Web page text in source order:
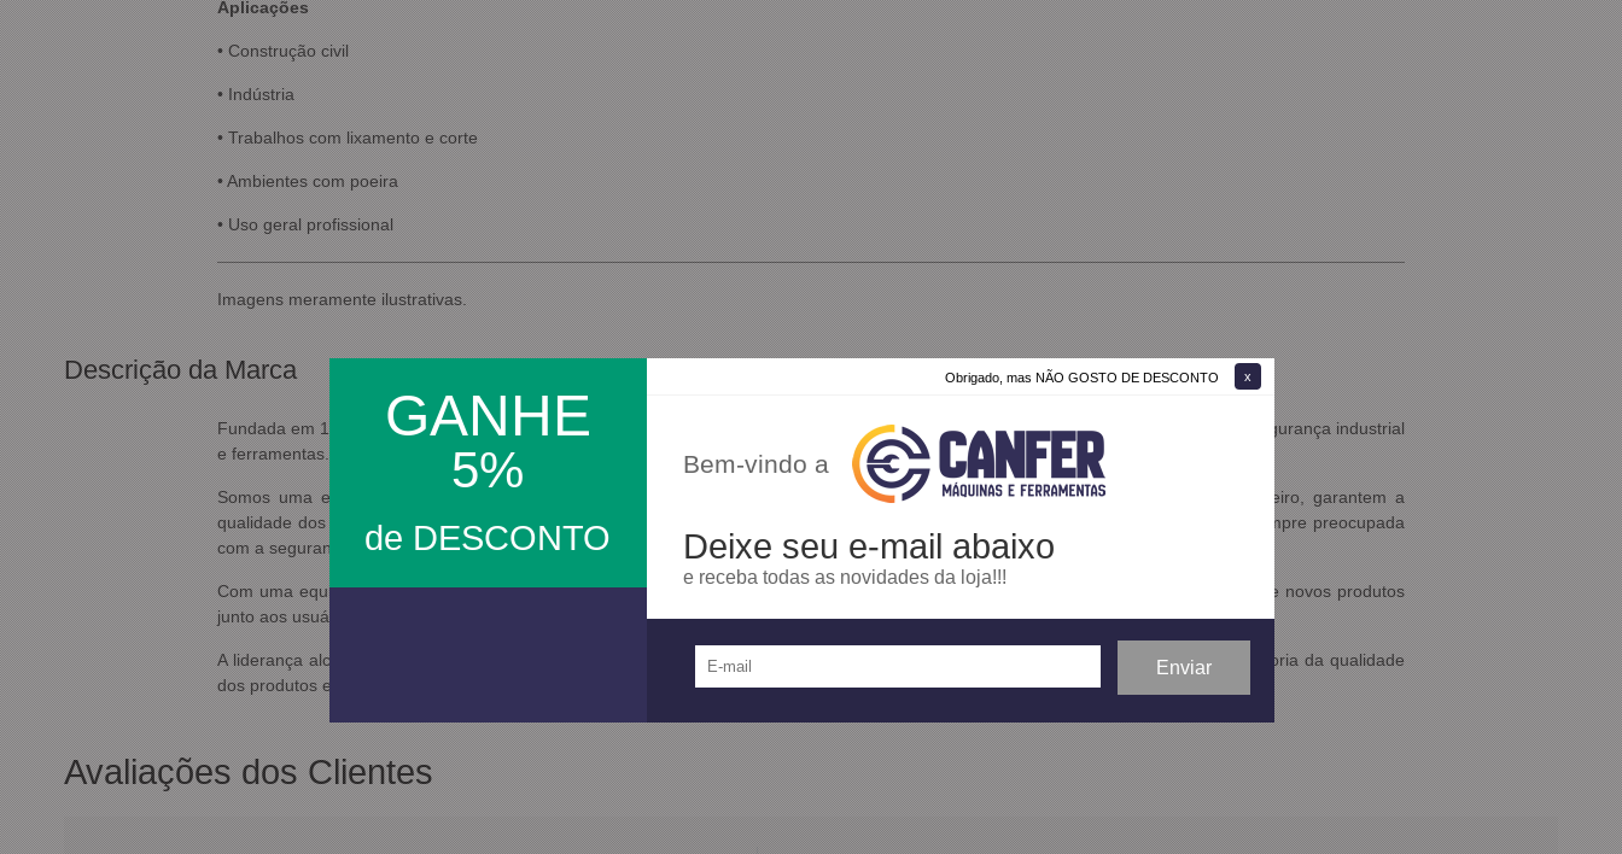
Obrigado, mas NÃO GOSTO DE DESCONTO
GANHE
5%
de DESCONTO
Bem-vindo a
Deixe seu e-mail abaixo
e receba todas as novidades da loja!!!
Aplicações
• Construção civil
• Indústria
• Trabalhos com lixamento e corte
• Ambientes com poeira
• Uso geral profissional
Imagens meramente ilustrativas.
Descrição da Marca
Fundada em 1967, a Carbografite vem desenvolvendo, fabricando, distribuindo e exportando produtos e serviços nas áreas de solda, segurança industrial
e ferramentas.
Somos uma empresa genuinamente brasileira. As oito unidades fabris instaladas em Petrópolis, na Região Serrana do Rio de Janeiro, garantem a
qualidade dos nossos produtos, o que nos tornou referência nacional na produção e comercialização da nossa linha de produção. Sempre preocupada
com a segurança do ser humano e o respeito ao Meio Ambiente.
Com uma equipe própria de vendas, uma rede ampla de distribuidores e uma equipe técnica para o atendimento e desenvolvimento de novos produtos
junto aos usuários finais, a Carbografite se faz presente no país inteiro.
A liderança alcançada pela Carbografite nos segmentos onde atua é fruto de um trabalho de comprometimento constante com a melhoria da qualidade
dos produtos e serviços, através de investimentos em desenvolvimento tecnológico e em aperfeiçoamento de seus colaboradores.
Avaliações dos Clientes